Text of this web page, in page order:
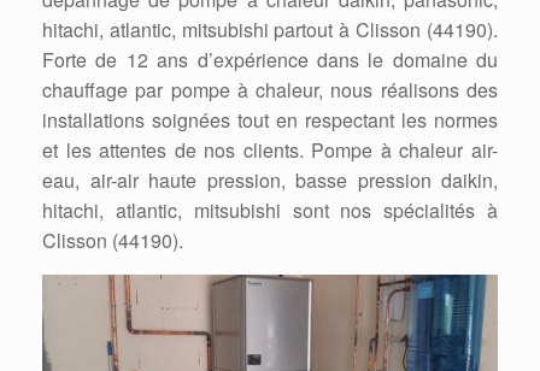
hitachi, atlantic, mitsubishi partout à Clisson (44190).
Forte de 12 ans d’expérience dans le domaine du
chauffage par pompe à chaleur, nous réalisons des
installations soignées tout en respectant les normes
et les attentes de nos clients. Pompe à chaleur air-
eau, air-air haute pression, basse pression daikin,
hitachi, atlantic, mitsubishi sont nos spécialités à
Clisson (44190).